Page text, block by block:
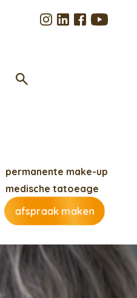
permanente make-up
medische tatoeage
afspraak maken